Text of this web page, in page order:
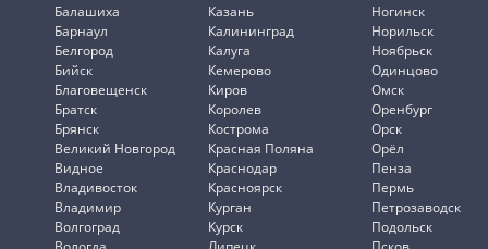
Балашиха
Барнаул
Белгород
Бийск
Благовещенск
Братск
Брянск
Великий Новгород
Видное
Владивосток
Владимир
Волгоград
Казань
Калининград
Калуга
Кемерово
Киров
Королев
Кострома
Красная Поляна
Краснодар
Красноярск
Курган
Курск
Ногинск
Норильск
Ноябрьск
Одинцово
Омск
Оренбург
Орск
Орёл
Пенза
Пермь
Петрозаводск
Подольск